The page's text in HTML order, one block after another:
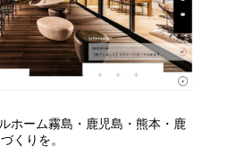
ホーム霧島・鹿児島・熊本・鹿
くりを。